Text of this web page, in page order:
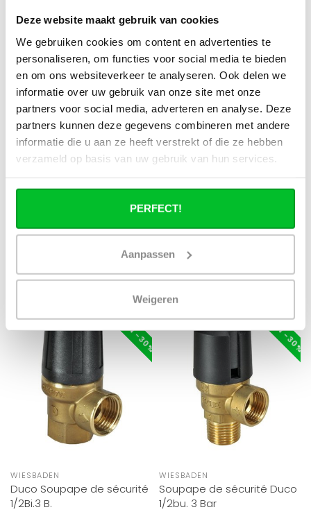
Deze website maakt gebruik van cookies
We gebruiken cookies om content en advertenties te
personaliseren, om functies voor social media te bieden
en om ons websiteverkeer te analyseren. Ook delen we
informatie over uw gebruik van onze site met onze
partners voor social media, adverteren en analyse. Deze
partners kunnen deze gegevens combineren met andere
informatie die u aan ze heeft verstrekt of die ze hebben
verzameld op basis van uw gebruik van hun services.
PERFECT!
Aanpassen
Weigeren
WIESBADEN
HM vanne pivotante pour
tuyau chrome 1/2x3/4
HM vanne pivotante pour
€25,63 €17,94
WIESBADEN
Manomètre Watts CV 63
A.1/4 4 bar+champ vert
Manomètre Watts CV 63
Directement disponible
€29,06 €20,34
RÉDUCTION -30%
WIESBADEN
Duco Soupape de sécurité
1/2Bi.3 B.
RÉDUCTION -30%
WIESBADEN
Soupape de sécurité Duco
1/2bu. 3 Bar